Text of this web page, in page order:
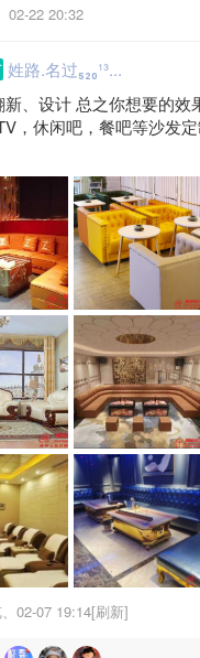
02-22 20:32
姓路.名过₅₂₀¹³...
新、设计 总之你想要的效
，休闲吧，餐吧等沙发
软硬包 、美容院 、足浴
星空顶、 方盘、 真皮座
需要的朋友可以拨打咨询
街安置房
02-07 19:14[刷新]